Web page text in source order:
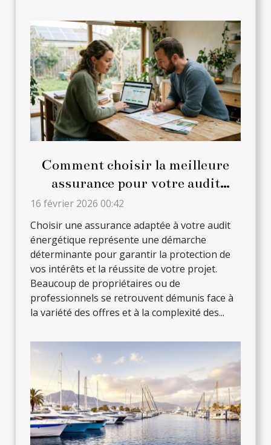
Comment choisir la meilleure
assurance pour votre audit
énergétique ?
16 février 2026 00:42
Choisir une assurance adaptée à votre audit
énergétique représente une démarche
déterminante pour garantir la protection de
vos intérêts et la réussite de votre projet.
Beaucoup de propriétaires ou de
professionnels se retrouvent démunis face à
la variété des offres et à la complexité des...